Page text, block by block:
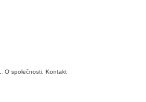
O společnosti Kontakt